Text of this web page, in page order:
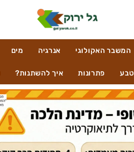
המשבר האקולוגי אנרגיה מים
טבע פתרונות איך להשתנות?